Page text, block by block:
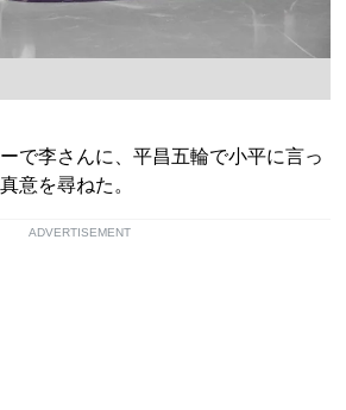
で李さんに、平昌五輪で小平に言っ
意を尋ねた。
ADVERTISEMENT